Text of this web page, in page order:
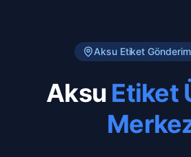
Aksu Etiket
Aksu Etiket